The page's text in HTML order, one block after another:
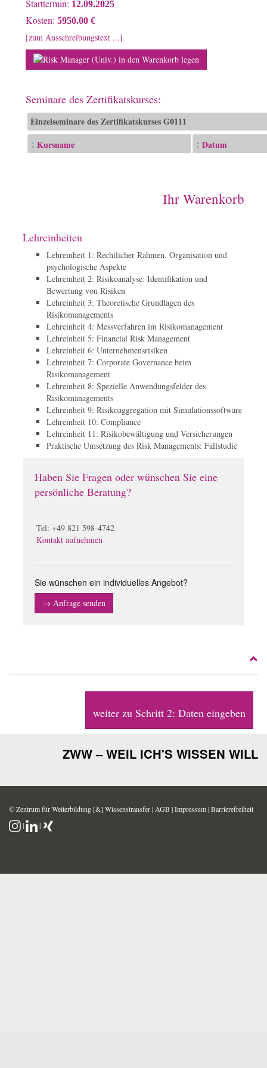
Starttermin: 12.09.2025
Kosten: 5950.00 €
[zum Ausschreibungstext ...]
Seminare des Zertifikatskurses:
Einzelseminare des Zertifikatskurses G0111
Kursname
Datum
Ihr Warenkorb
Lehreinheiten
Lehreinheit 1: Rechtlicher Rahmen, Organisation und
psychologische Aspekte
Lehreinheit 2: Risikoanalyse: Identifikation und
Bewertung von Risiken
Lehreinheit 3: Theoretische Grundlagen des
Risikomanagements
Lehreinheit 4: Messverfahren im Risikomanagement
Lehreinheit 5: Financial Risk Management
Lehreinheit 6: Unternehmensrisiken
Lehreinheit 7: Corporate Governance beim
Risikomanagement
Lehreinheit 8: Spezielle Anwendungsfelder des
Risikomanagements
Lehreinheit 9: Risikoaggregation mit Simulationssoftware
Lehreinheit 10: Compliance
Lehreinheit 11: Risikobewältigung und Versicherungen
Praktische Umsetzung des Risk Managements: Fallstudie
Haben Sie Fragen oder wünschen Sie eine
persönliche Beratung?
Tel: +49 821 598-4742
Kontakt aufnehmen
Sie wünschen ein individuelles Angebot?
→ Anfrage senden
weiter zu Schritt 2: Daten eingeben
ZWW – WEIL ICH'S WISSEN WILL
© Zentrum für Weiterbildung [&] Wissenstransfer | AGB |Impressum|Barrierefreiheit
|
|